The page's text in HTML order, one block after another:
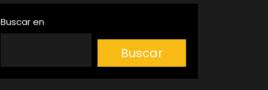
Buscar en
Buscar